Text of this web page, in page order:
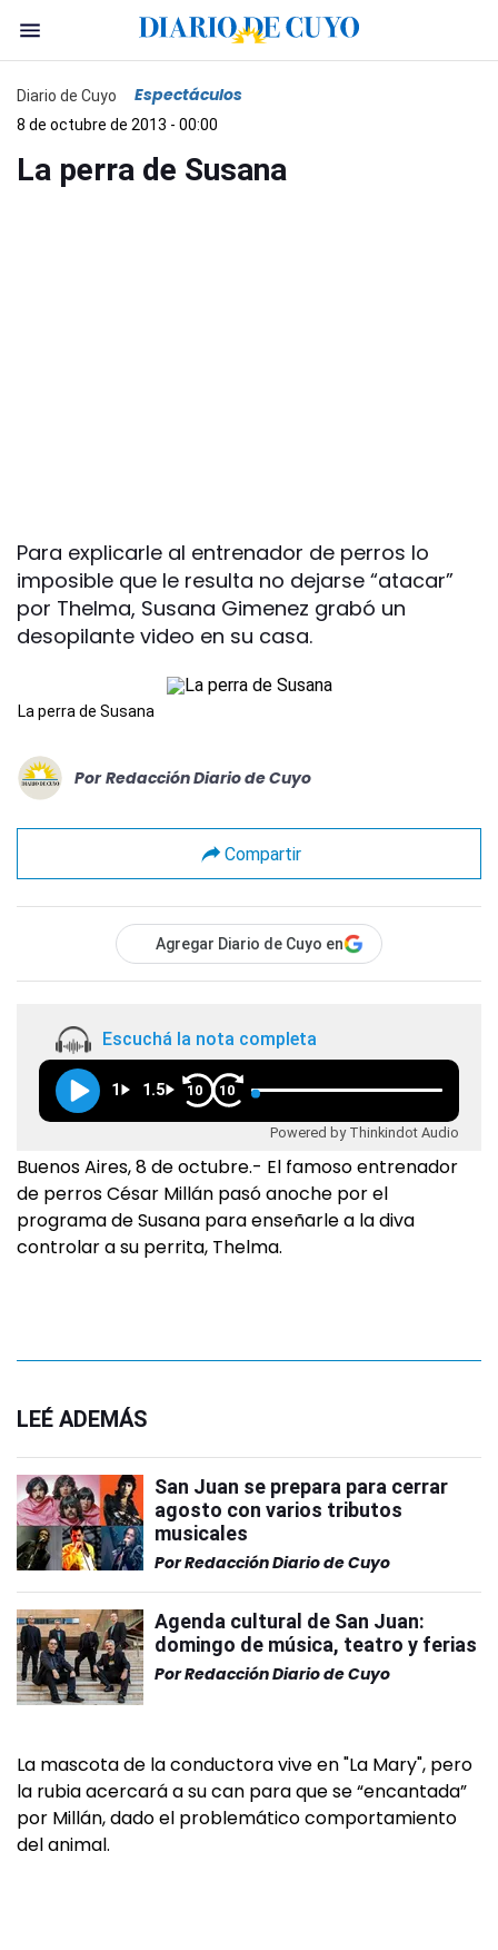
Diario de Cuyo Espectáculos
8 de octubre de 2013 - 00:00
La perra de Susana
Para explicarle al entrenador de perros lo
imposible que le resulta no dejarse “atacar”
por Thelma, Susana Gimenez grabó un
desopilante video en su casa.
La perra de Susana
Por Redacción Diario de Cuyo
Compartir
Agregar Diario de Cuyo en
Escuchá la nota completa
1 1.5 10 10
Powered by Thinkindot Audio
Buenos Aires, 8 de octubre.- El famoso entrenador
de perros César Millán pasó anoche por el
programa de Susana para enseñarle a la diva
controlar a su perrita, Thelma.
LEÉ ADEMÁS
San Juan se prepara para cerrar
agosto con varios tributos
musicales
PorRedacción Diario de Cuyo
Agenda cultural de San Juan:
domingo de música, teatro y ferias
PorRedacción Diario de Cuyo
La mascota de la conductora vive en "La Mary", pero
la rubia acercará a su can para que se “encantada”
por Millán, dado el problemático comportamiento
del animal.